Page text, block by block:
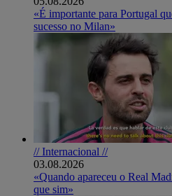
«É importante para Portugal
sucesso no Milan»
// Internacional //
03.08.2026
«Quando apareceu o Real
que sim»